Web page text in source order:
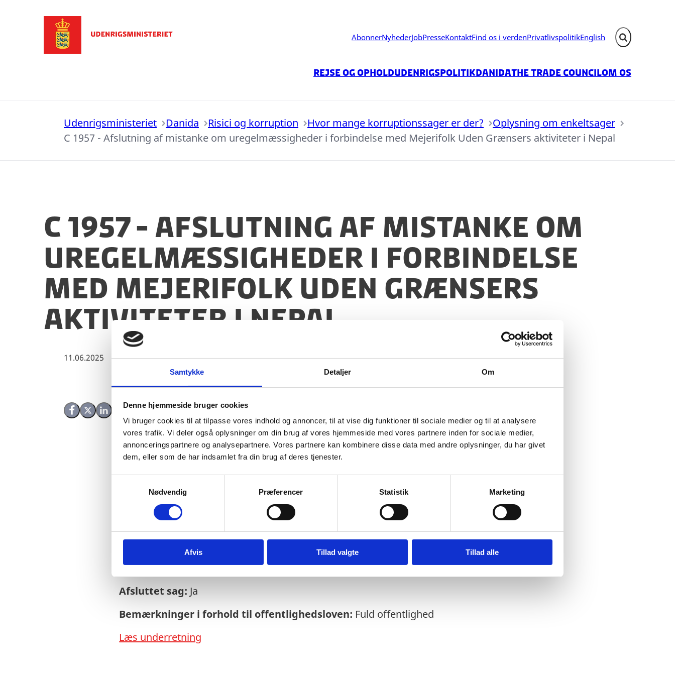
Samtykke Detaljer Om
Denne hjemmeside bruger cookies
Vi bruger cookies til at tilpasse vores indhold og annoncer, til at vise dig funktioner til sociale medier og til at analysere
vores trafik. Vi deler også oplysninger om din brug af vores hjemmeside med vores partnere inden for sociale medier,
annonceringspartnere og analysepartnere. Vores partnere kan kombinere disse data med andre oplysninger, du har givet
dem, eller som de har indsamlet fra din brug af deres tjenester.
v
Nødvendig Præferencer Statistik Marketing
Afvis Tillad valgte Tillad alle
AbonnerNyhederJobPresseKontaktFind os i verdenPrivatlivspolitikEnglish Fold søgefelt ud
Rejse og opholdUdenrigspolitikDanidaThe Trade CouncilOm os
Udenrigsministeriet Danida Risici og korruption Hvor mange korruptionssager er der?
Oplysning om enkeltsager
C 1957 - Afslutning af mistanke om uregelmæssigheder i forbindelse med Mejerifolk Uden Grænsers aktiviteter i Nepal
C 1957 - Afslutning af mistanke om
uregelmæssigheder i forbindelse
med Mejerifolk Uden Grænsers
aktiviteter i Nepal
11.06.2025
Del på Facebook
Del på X (Twitter)
Del på LinkedIn
Sagsnr.:C 1957
Dato for offentliggørelse:11-06-2025
Rigsrevisionen informeres løbende om enkeltsager bl.a. via abonnement på denne
side og en samlet årsoversigt
Afsluttet sag: Ja
Bemærkninger i forhold til offentlighedsloven: Fuld offentlighed
Læs underretning